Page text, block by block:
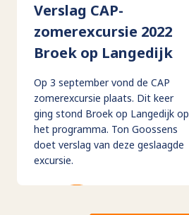
Verslag CAP-
zomerexcursie 2022
Broek op Langedijk
Op 3 september vond de CAP
zomerexcursie plaats. Dit keer
ging stond Broek op Langedijk op
het programma. Ton Goossens
doet verslag van deze geslaagde
excursie.